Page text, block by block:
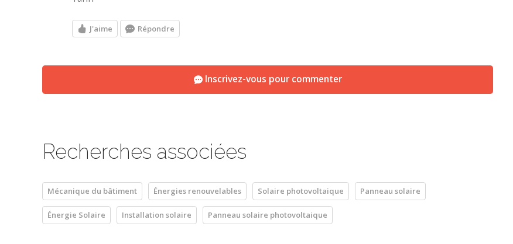
J'aime Répondre
Inscrivez-vous pour commenter
Recherches associées
Mécanique du bâtiment Énergies renouvelables Solaire photovoltaique Panneau solaire
Énergie Solaire Installation solaire Panneau solaire photovoltaique